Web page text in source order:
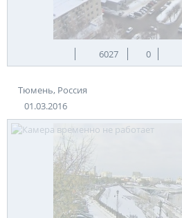
6027 0
Тюмень, Россия
01.03.2016